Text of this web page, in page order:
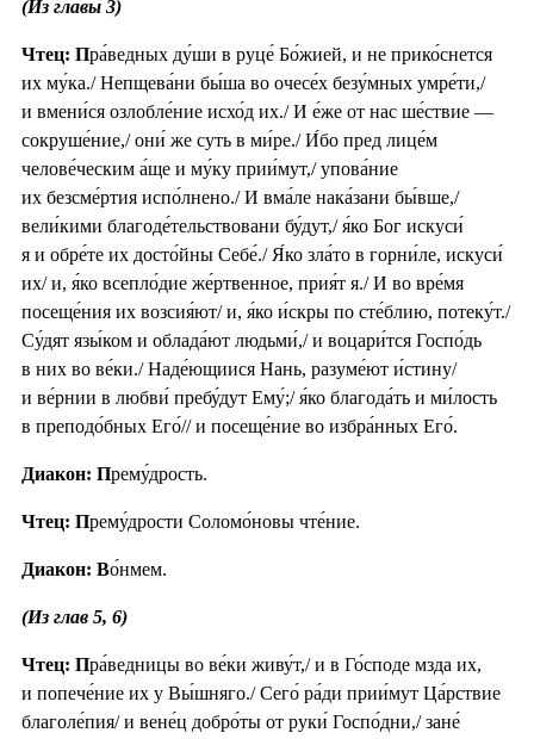
(Из главы 3)
Чтец: Пра́ведных ду́ши в руце́ Бо́жией, и не прико́снется
их му́ка./ Непщева́ни бы́ша во очесе́х безу́мных умре́ти,/
и вмени́ся озлобле́ние исхо́д их./ И е́же от нас ше́ствие —
сокруше́ние,/ они́ же суть в ми́ре./ И́бо пред лице́м
челове́ческим а́ще и му́ку прии́мут,/ упова́ние
их безсме́ртия испо́лнено./ И вма́ле нака́зани бы́вше,/
вели́кими благоде́тельствовани бу́дут,/ я́ко Бог искуси́
я и обре́те их досто́йны Себе́./ Я́ко зла́то в горни́ле, искуси́
их/ и, я́ко всепло́дие же́ртвенное, прия́т я./ И во вре́мя
посеще́ния их возсия́ют/ и, я́ко и́скры по сте́блию, потеку́т./
Су́дят язы́ком и облада́ют людьми́,/ и воцари́тся Госпо́дь
в них во ве́ки./ Наде́ющиися Нань, разуме́ют и́стину/
и ве́рнии в любви́ пребу́дут Ему́;/ я́ко благода́ть и ми́лость
в преподо́бных Его́// и посеще́ние во избра́нных Его́.
Диакон: Прему́дрость.
Чтец: Прему́дрости Соломо́новы чте́ние.
Диакон: Во́нмем.
(Из глав 5, 6)
Чтец: Пра́ведницы во ве́ки живу́т,/ и в Го́споде мзда их,
и попече́ние их у Вы́шняго./ Сего́ ра́ди прии́мут Ца́рствие
благоле́пия/ и вене́ц добро́ты от руки́ Госпо́дни,/ зане́